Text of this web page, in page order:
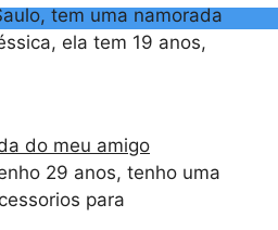
tem uma namorada
ela tem 19 anos,
do meu amigo
29 anos, tenho uma
para